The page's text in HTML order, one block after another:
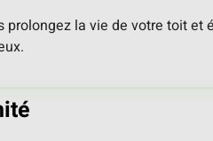
prolongez la vie de votre toit et